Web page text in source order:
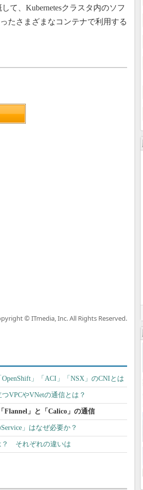
て、Kubernetesクラスタ内のソフ
たさまざまなコンテナで利用する
© ITmedia, Inc. All Rights Reserved.
」「ACI」「NSX」のCNIとは
VPCやVNetの通信とは？
Flannel」と「Calico」の通信
」はなぜ必要か？
？ それぞれの違いは